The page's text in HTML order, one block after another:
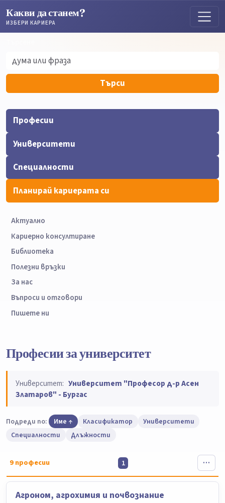
Какви да станем?
ИЗБЕРИ КАРИЕРА
Търси
Професии
Университети
Специалности
Планирай кариерата си
Актуално
Кариерно консултиране
Библиотека
Полезни връзки
За нас
Въпроси и отговори
Пишете ни
Професии за университет
Университет: Университет "Професор д-р Асен
Златаров" - Бургас
Подреди по: Име Класификатор
Университети
Специалности
Длъжности
9професии 1
Агроном, агрохимия и почвознание